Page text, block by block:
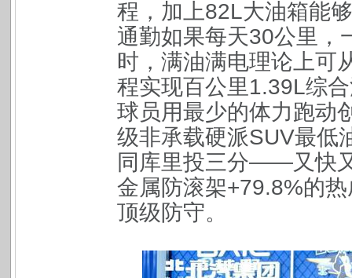
程，加上82L大油箱能
通勤如果每天30公里，
时，满油满电理论上可
程实现百公里1.39L综
球员用最少的体力跑动
级非承载硬派SUV最低
同库里投三分——又快
金属防滚架+79.8%的
顶级防守。